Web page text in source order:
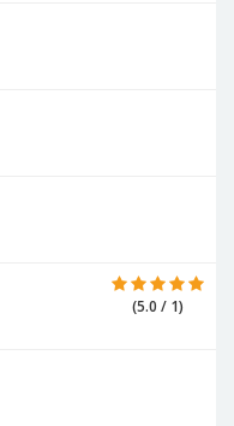
(5.0 / 1)